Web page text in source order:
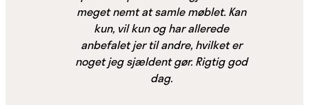
meget nemt at samle møblet. Kan
kun, vil kun og har allerede
anbefalet jer til andre, hvilket er
noget jeg sjældent gør. Rigtig god
dag.